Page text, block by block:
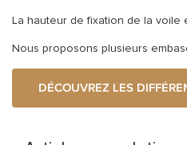
La hauteur de fixation de la voile
Nous proposons plusieurs
DÉCOUVREZ LES